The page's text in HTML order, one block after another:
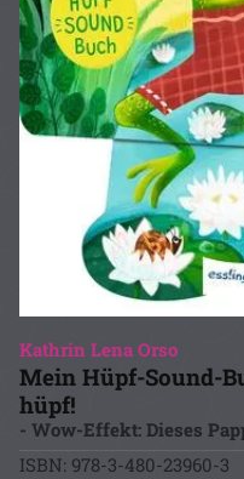
Kathrin Lena Orso
Mein Hüpf-Sound-
hüpf!
- Wow-Effekt: Dieses
ISBN: 978-3-480-23960-3